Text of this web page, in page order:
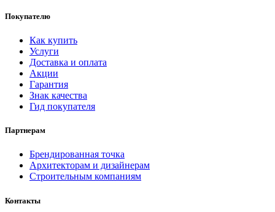
Покупателю
Как купить
Услуги
Доставка и оплата
Акции
Гарантия
Знак качества
Гид покупателя
Партнерам
Брендированная точка
Архитекторам и дизайнерам
Строительным компаниям
Контакты